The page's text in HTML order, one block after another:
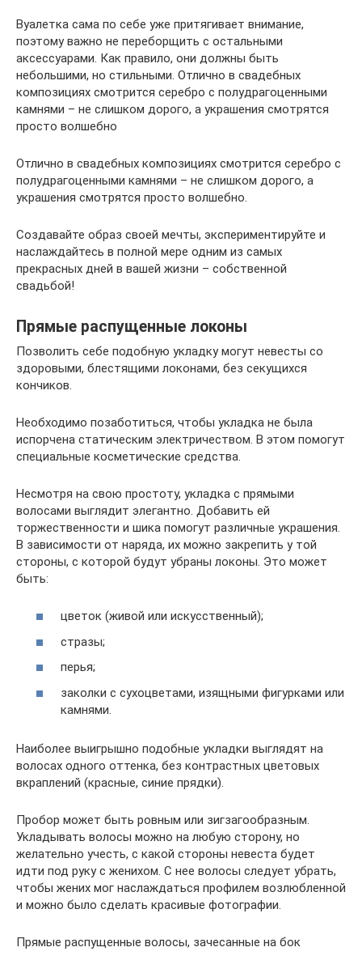
Вуалетка сама по себе уже притягивает внимание,
поэтому важно не переборщить с остальными
аксессуарами. Как правило, они должны быть
небольшими, но стильными. Отлично в свадебных
композициях смотрится серебро с полудрагоценными
камнями – не слишком дорого, а украшения смотрятся
просто волшебно
Отлично в свадебных композициях смотрится серебро с
полудрагоценными камнями – не слишком дорого, а
украшения смотрятся просто волшебно.
Создавайте образ своей мечты, экспериментируйте и
наслаждайтесь в полной мере одним из самых
прекрасных дней в вашей жизни – собственной
свадьбой!
Прямые распущенные локоны
Позволить себе подобную укладку могут невесты со
здоровыми, блестящими локонами, без секущихся
кончиков.
Необходимо позаботиться, чтобы укладка не была
испорчена статическим электричеством. В этом помогут
специальные косметические средства.
Несмотря на свою простоту, укладка с прямыми
волосами выглядит элегантно. Добавить ей
торжественности и шика помогут различные украшения.
В зависимости от наряда, их можно закрепить у той
стороны, с которой будут убраны локоны. Это может
быть:
цветок (живой или искусственный);
стразы;
перья;
заколки с сухоцветами, изящными фигурками или
камнями.
Наиболее выигрышно подобные укладки выглядят на
волосах одного оттенка, без контрастных цветовых
вкраплений (красные, синие прядки).
Пробор может быть ровным или зигзагообразным.
Укладывать волосы можно на любую сторону, но
желательно учесть, с какой стороны невеста будет
идти под руку с женихом. С нее волосы следует убрать,
чтобы жених мог наслаждаться профилем возлюбленной
и можно было сделать красивые фотографии.
Прямые распущенные волосы, зачесанные на бок